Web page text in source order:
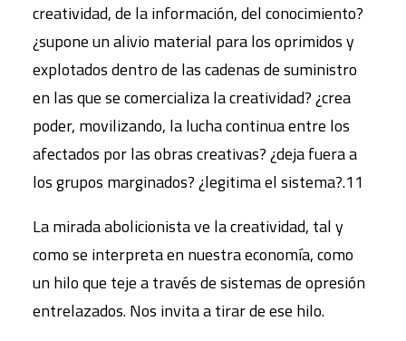
creatividad, de la información, del conocimiento?
¿supone un alivio material para los oprimidos y
explotados dentro de las cadenas de suministro
en las que se comercializa la creatividad? ¿crea
poder, movilizando, la lucha continua entre los
afectados por las obras creativas? ¿deja fuera a
los grupos marginados? ¿legitima el sistema?.11
La mirada abolicionista ve la creatividad, tal y
como se interpreta en nuestra economía, como
un hilo que teje a través de sistemas de opresión
entrelazados. Nos invita a tirar de ese hilo.